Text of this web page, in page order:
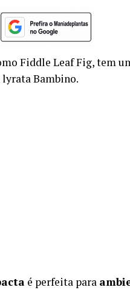
Fiddle Leaf Fig, tem
Bambino.
é perfeita para